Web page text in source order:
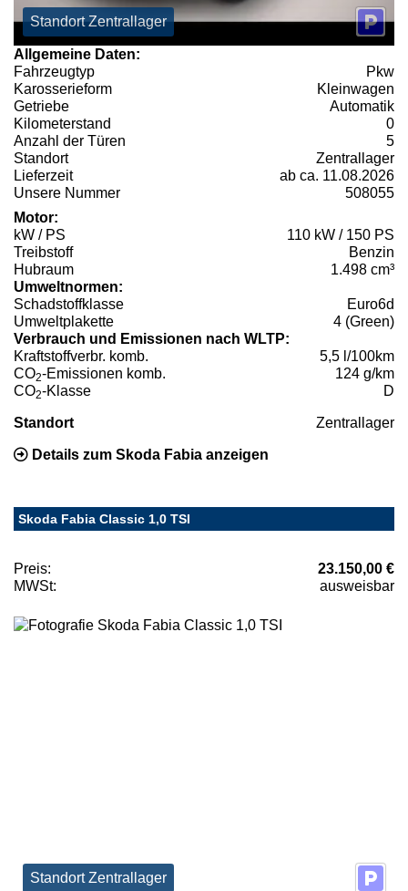
Standort Zentrallager
Allgemeine Daten:
Fahrzeugtyp
Pkw
Karosserieform
Kleinwagen
Getriebe
Automatik
Kilometerstand
0
Anzahl der Türen
5
Standort
Zentrallager
Lieferzeit
ab ca. 11.08.2026
Unsere Nummer
508055
Motor:
kW / PS
110 kW / 150 PS
Treibstoff
Benzin
Hubraum
1.498 cm³
Umweltnormen:
Schadstoffklasse
Euro6d
Umweltplakette
4 (Green)
Verbrauch und Emissionen nach WLTP:
Kraftstoffverbr. komb.
5,5 l/100km
CO2-Emissionen komb.
124 g/km
CO2-Klasse D
Standort Zentrallager
Details zum Skoda Fabia anzeigen
Skoda Fabia Classic 1,0 TSI
Preis:
23.150,00 €
MWSt:
ausweisbar
Standort Zentrallager